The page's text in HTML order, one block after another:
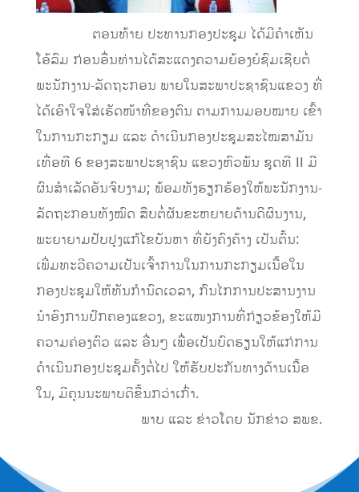
ຕອນທ້າຍ ປະທານກອງປະຊຸມ ໄດ້ມີຄຳເຫັນ
ໂອ້ລົມ ກ່ອນອື່ນທ່ານໄດ້ສະແດງຄວາມຍ້ອງຍໍຊົມເຊີຍຕໍ່
ພະນັກງານ-ລັດຖະກອນ ພາຍໃນສະພາປະຊາຊົນແຂວງ ທີ່
ໄດ້ເອົາໃຈໃສ່ເຮັດໜ້າທີ່ຂອງຕົນ ຕາມການມອບໝາຍ ເຂົ້າ
ໃນການກະກຽມ ແລະ ດຳເນີນກອງປະຊຸມສະໄໝສາມັນ
ເທື່ອທີ 6 ຂອງສະພາປະຊາຊົນ ແຂວງຫົວພັນ ຊຸດທີ II ມີ
ຜົນສຳເລັດອັນຈົບງາມ; ພ້ອມທັງຮຽກຮ້ອງໃຫ້ພະນັກງານ-
ລັດຖະກອນທັງໝົດ ສືບຕໍ່ຜັນຂະຫຍາຍດ້ານດີຜົນງານ,
ພະຍາຍາມປັບປຸງແກ້ໄຂບັນຫາ ທີ່ຍັງຄົງຄ້າງ ເປັນຕົ້ນ:
ເພີ່ມທະວີຄວາມເປັນເຈົ້າການໃນການກະກຽມເນື້ອໃນ
ກອງປະຊຸມໃຫ້ທັນກຳນົດເວລາ, ກົນໄກການປະສານງານ
ນຳອົງການປົກຄອງແຂວງ, ຂະແໜງການທີ່ກ່ຽວຂ້ອງໃຫ້ມີ
ຄວາມຄ່ອງຕົວ ແລະ ອື່ນໆ ເພື່ອເປັນບົດຮຽນໃຫ້ແກ່ການ
ດຳເນີນກອງປະຊຸມຄັ້ງຕໍ່ໄປ ໃຫ້ຮັບປະກັນທາງດ້ານເນື້ອ
ໃນ, ມີຄຸນນະພາບດີຂື້ນກວ່າເກົ່າ.
ພາບ ແລະ ຂ່າວໂດຍ ນັກຂ່າວ ສພຂ.